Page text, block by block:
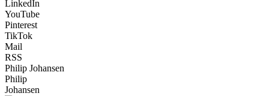
LinkedIn
YouTube
Pinterest
TikTok
Mail
RSS
Philip Johansen
Philip
Johansen